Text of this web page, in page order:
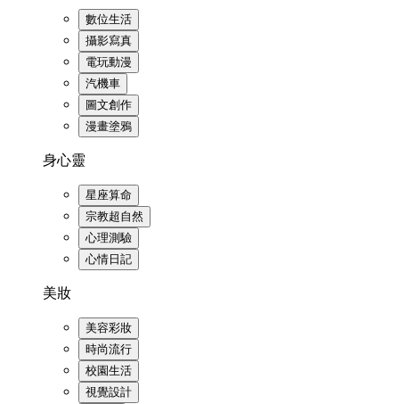
數位生活
攝影寫真
電玩動漫
汽機車
圖文創作
漫畫塗鴉
身心靈
星座算命
宗教超自然
心理測驗
心情日記
美妝
美容彩妝
時尚流行
校園生活
視覺設計